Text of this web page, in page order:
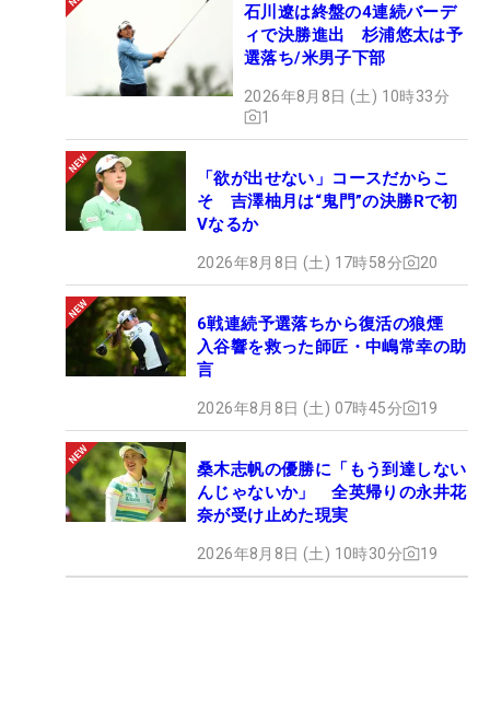
石川遼は終盤の4連続バーデ
ィで決勝進出 杉浦悠太は予
選落ち/米男子下部
2026年8月8日 (土) 10時33分
1
「欲が出せない」コースだからこ
そ 吉澤柚月は“鬼門”の決勝Rで初
Vなるか
2026年8月8日 (土) 17時58分 20
6戦連続予選落ちから復活の狼煙
入谷響を救った師匠・中嶋常幸の助
言
2026年8月8日 (土) 07時45分 19
桑木志帆の優勝に「もう到達しない
んじゃないか」 全英帰りの永井花
奈が受け止めた現実
2026年8月8日 (土) 10時30分 19